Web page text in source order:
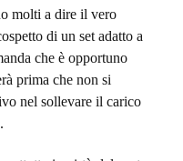
molti a dire il vero
di un set adatto a
che è opportuno
prima che non si
nel sollevare il carico